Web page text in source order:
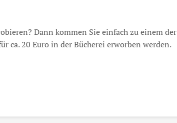
Dann kommen Sie einfach zu einem der
ca. 20 Euro in der Bücherei erworben werden.